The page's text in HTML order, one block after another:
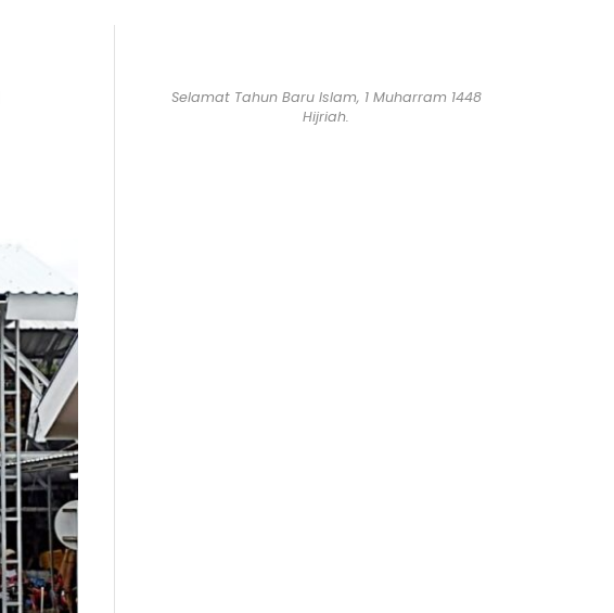
Selamat Tahun Baru Islam, 1 Muharram 1448
Hijriah.